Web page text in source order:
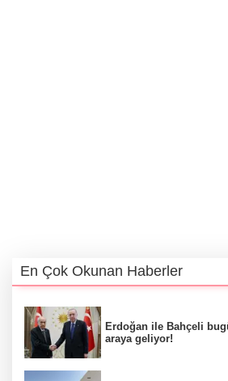
En Çok Okunan Haberler
Erdoğan ile Bahçeli
araya geliyor!